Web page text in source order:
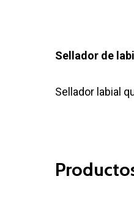
Sellador de
Sellador labial